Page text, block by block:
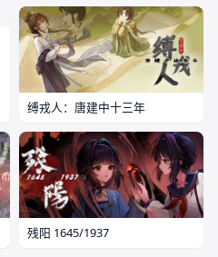
缚戎人：唐建中十三年
残阳 1645/1937